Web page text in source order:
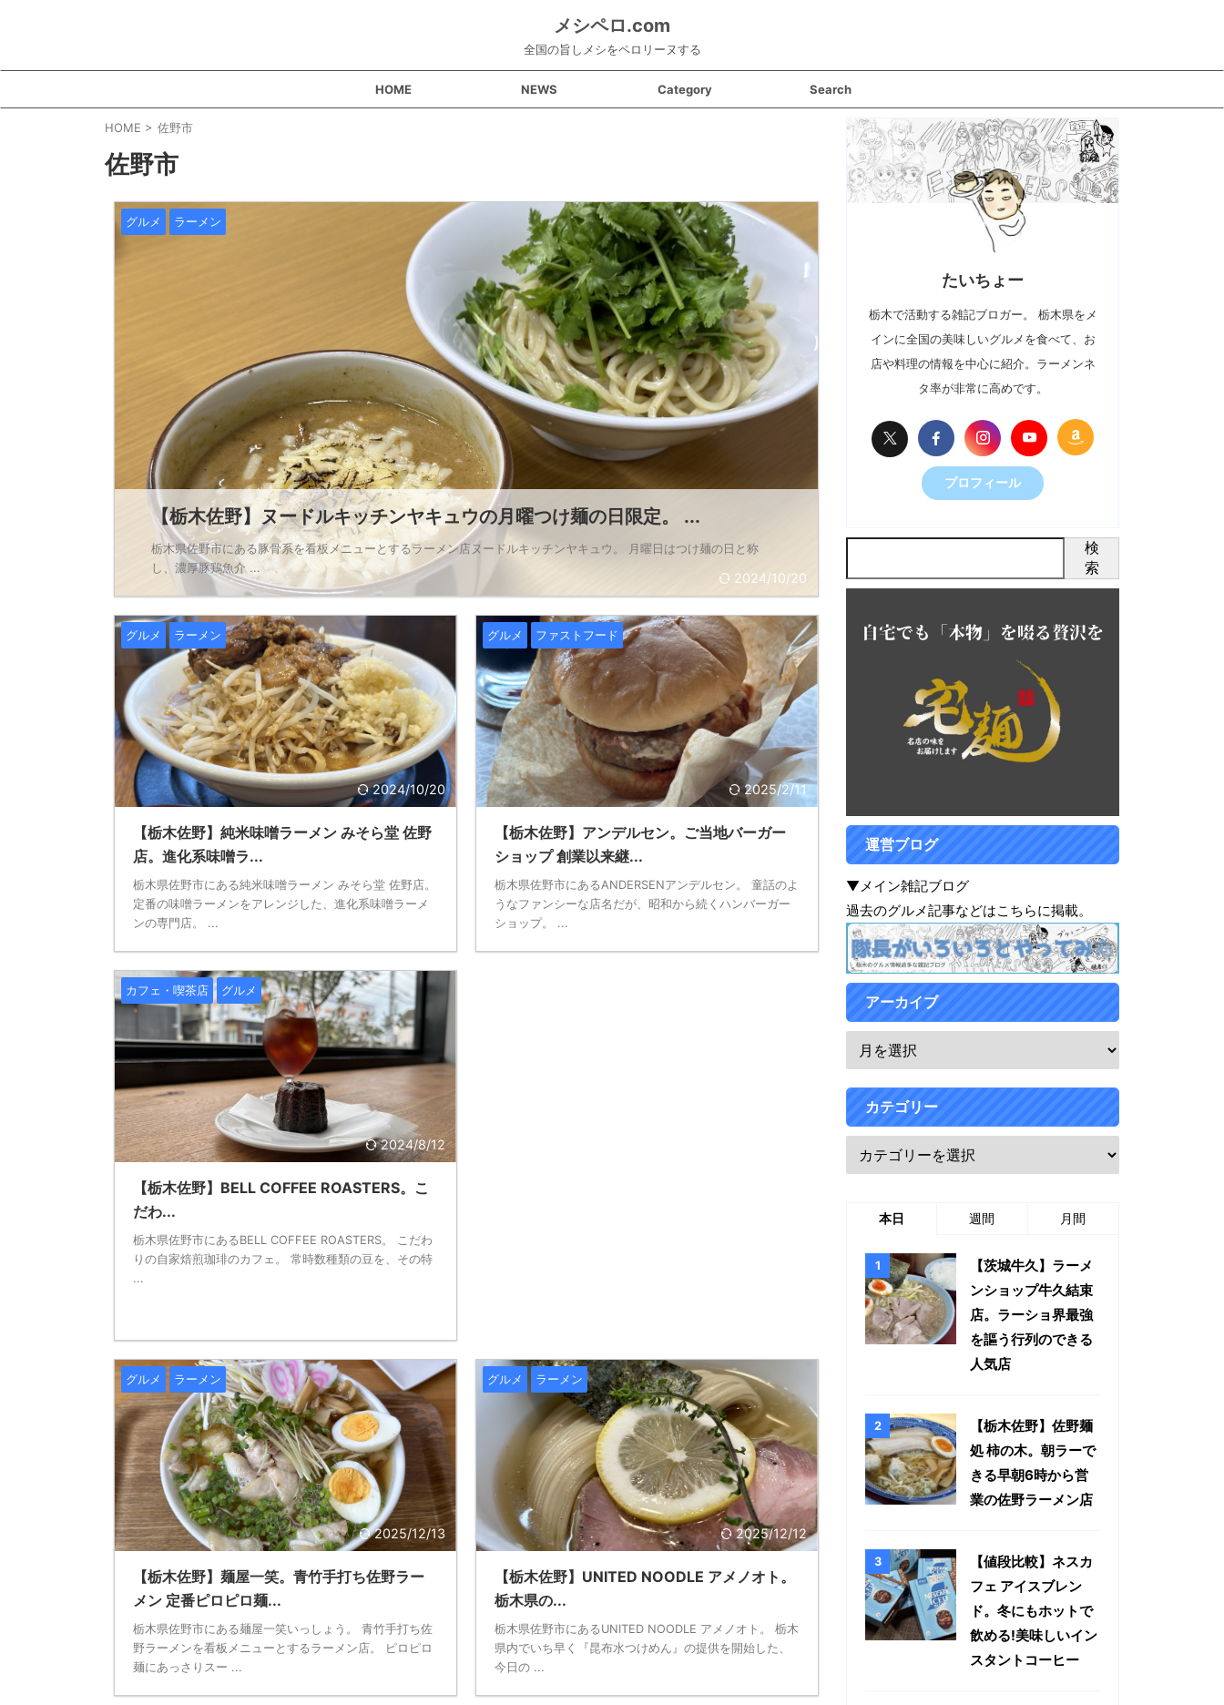
メシペロ.com
全国の旨しメシをペロリーヌする
HOME NEWS Category Search
HOME > 佐野市
佐野市
2024/10/20
グルメ ラーメン
【栃木佐野】ヌードルキッチンヤキュウの月曜つけ麺の日限定。 ...
栃木県佐野市にある豚骨系を看板メニューとするラーメン店ヌードルキッチンヤキュウ。 月曜日はつけ麺の日と称
し、濃厚豚鶏魚介 ...
2024/10/20
グルメ ラーメン
【栃木佐野】純米味噌ラーメン みそら堂 佐野
店。進化系味噌ラ...
栃木県佐野市にある純米味噌ラーメン みそら堂 佐野店。
定番の味噌ラーメンをアレンジした、進化系味噌ラーメ
ンの専門店。 ...
2025/2/11
グルメ ファストフード
【栃木佐野】アンデルセン。ご当地バーガー
ショップ 創業以来継...
栃木県佐野市にあるANDERSENアンデルセン。 童話のよ
うなファンシーな店名だが、昭和から続くハンバーガー
ショップ。 ...
2024/8/12
カフェ・喫茶店 グルメ
【栃木佐野】BELL COFFEE ROASTERS。こ
だわ...
栃木県佐野市にあるBELL COFFEE ROASTERS。 こだわ
りの自家焙煎珈琲のカフェ。 常時数種類の豆を、その特
...
2025/12/13
グルメ ラーメン
【栃木佐野】麺屋一笑。青竹手打ち佐野ラー
メン 定番ピロピロ麺...
栃木県佐野市にある麺屋一笑いっしょう。 青竹手打ち佐
野ラーメンを看板メニューとするラーメン店。 ピロピロ
麺にあっさりスー ...
2025/12/12
グルメ ラーメン
【栃木佐野】UNITED NOODLE アメノオト。
栃木県の...
栃木県佐野市にあるUNITED NOODLE アメノオト。 栃木
県内でいち早く『昆布水つけめん』の提供を開始した、
今日の ...
たいちょー
栃木で活動する雑記ブロガー。 栃木県をメ
インに全国の美味しいグルメを食べて、お
店や料理の情報を中心に紹介。ラーメンネ
タ率が非常に高めです。
プロフィール
検
索
運営ブログ
▼メイン雑記ブログ
過去のグルメ記事などはこちらに掲載。
アーカイブ
カテゴリー
本日 週間 月間
【茨城牛久】ラーメ
ンショップ牛久結束
店。ラーショ界最強
を謳う行列のできる
人気店
【栃木佐野】佐野麺
処 柿の木。朝ラーで
きる早朝6時から営
業の佐野ラーメン店
【値段比較】ネスカ
フェ アイスブレン
ド。冬にもホットで
飲める!美味しいイン
スタントコーヒー